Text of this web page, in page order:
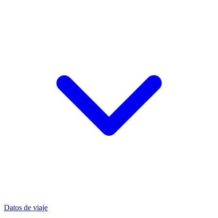
Datos de viaje